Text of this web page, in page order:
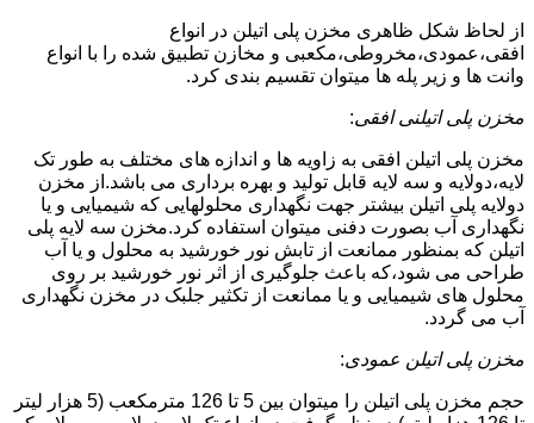
از لحاظ شکل ظاهری مخزن پلی اتیلن در انواع
افقی،عمودی،مخروطی،مکعبی و مخازن تطبیق شده را با انواع
وانت ها و زیر پله ها میتوان تقسیم بندی کرد.
مخزن پلی اتیلنی افقی:
مخزن پلی اتیلن افقی به زاویه ها و اندازه های مختلف به طور تک
لایه،دولایه و سه لایه قابل تولید و بهره برداری می باشد.از مخزن
دولایه پلی اتیلن بیشتر جهت نگهداری محلولهایی که شیمیایی و یا
نگهداری آب بصورت دفنی میتوان استفاده کرد.مخزن سه لایه پلی
اتیلن که بمنظور ممانعت از تابش نور خورشید به محلول و یا آب
طراحی می شود،که باعث جلوگیری از اثر نور خورشید بر روی
محلول های شیمیایی و یا ممانعت از تکثیر جلبک در مخزن نگهداری
آب می گردد.
مخزن پلی اتیلن عمودی:
حجم مخزن پلی اتیلن را میتوان بین 5 تا 126 مترمکعب (5 هزار لیتر